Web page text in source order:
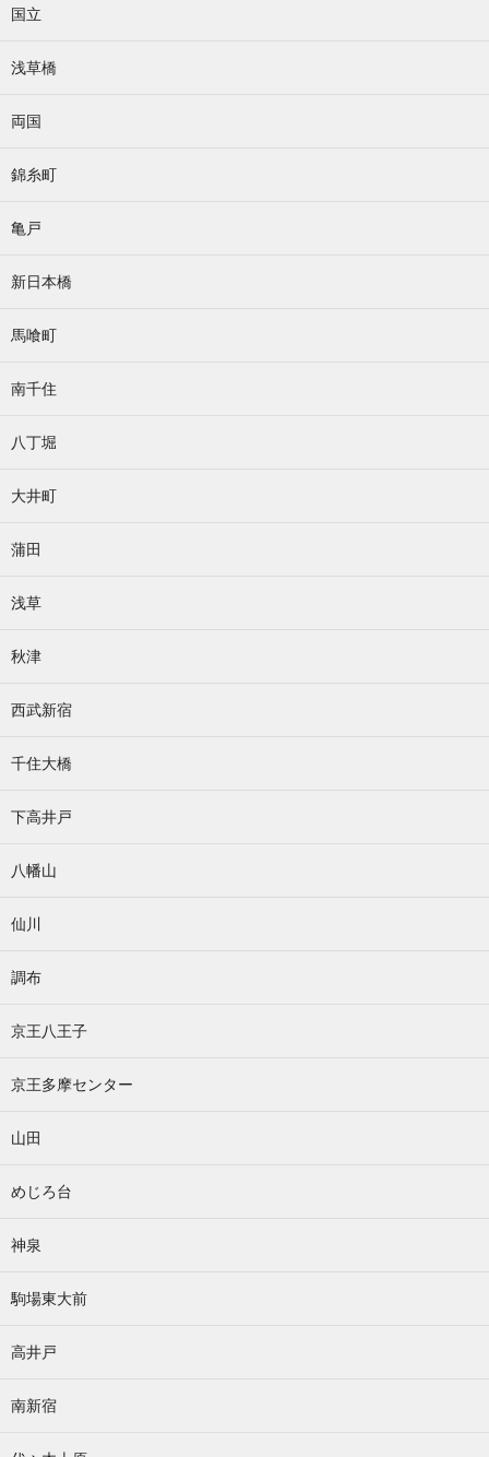
国立
浅草橋
両国
錦糸町
亀戸
新日本橋
馬喰町
南千住
八丁堀
大井町
蒲田
浅草
秋津
西武新宿
千住大橋
下高井戸
八幡山
仙川
調布
京王八王子
京王多摩センター
山田
めじろ台
神泉
駒場東大前
高井戸
南新宿